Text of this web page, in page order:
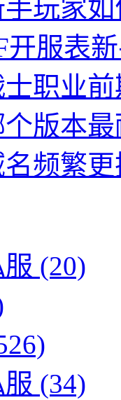
玩家
开服表
职业
版本
频繁
(20)
(34)